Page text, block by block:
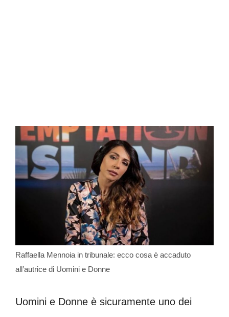
Raffaella Mennoia in tribunale: ecco cosa è accaduto
all’autrice di Uomini e Donne
Uomini e Donne è sicuramente uno dei